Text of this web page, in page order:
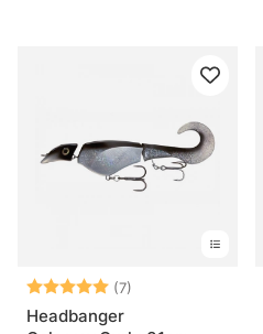
Note: (7)
Headbanger